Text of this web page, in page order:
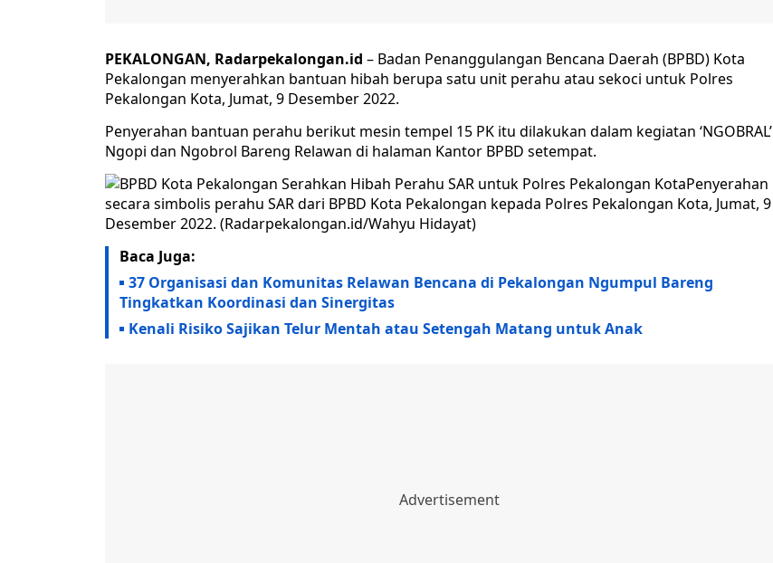
PEKALONGAN, Radarpekalongan.id – Badan Penanggulangan Bencana Daerah (BPBD) Kota
Pekalongan menyerahkan bantuan hibah berupa satu unit perahu atau sekoci untuk Polres
Pekalongan Kota, Jumat, 9 Desember 2022.
Penyerahan bantuan perahu berikut mesin tempel 15 PK itu dilakukan dalam kegiatan ‘NGOBRAL’
Ngopi dan Ngobrol Bareng Relawan di halaman Kantor BPBD setempat.
Penyerahan
secara simbolis perahu SAR dari BPBD Kota Pekalongan kepada Polres Pekalongan Kota, Jumat, 9
Desember 2022. (Radarpekalongan.id/Wahyu Hidayat)
Baca Juga:
37 Organisasi dan Komunitas Relawan Bencana di Pekalongan Ngumpul Bareng
Tingkatkan Koordinasi dan Sinergitas
Kenali Risiko Sajikan Telur Mentah atau Setengah Matang untuk Anak